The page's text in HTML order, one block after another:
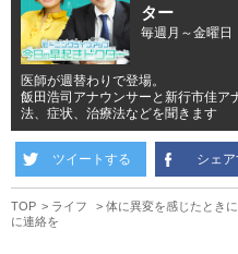
ター
毎週月～金曜
医師が週替わりで登場。
飯田浩司アナウンサーと新行市佳ア
法、症状、治療法などを聞きます
ツイートする シェア
TOP ライフ
体に異変を感じたとき
に連絡を